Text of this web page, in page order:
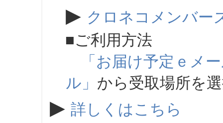
▶ クロネコメンバー
■ご利用方法
「お届け予定ｅメ
ル」 から受取場所を
▶ 詳しくはこちら